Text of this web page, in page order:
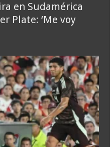
en Sudamérica
Plate: ‘Me voy